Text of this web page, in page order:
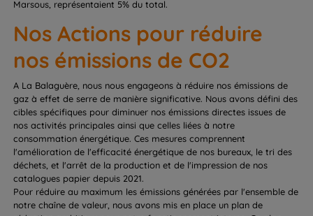
Marsous, représentaient 5% du total.
Nos Actions pour réduire
nos émissions de CO2
A La Balaguère, nous nous engageons à réduire nos émissions de
gaz à effet de serre de manière significative. Nous avons défini des
cibles spécifiques pour diminuer nos émissions directes issues de
nos activités principales ainsi que celles liées à notre
consommation énergétique. Ces mesures comprennent
l'amélioration de l'efficacité énergétique de nos bureaux, le tri des
déchets, et l'arrêt de la production et de l'impression de nos
catalogues papier depuis 2021.
Pour réduire au maximum les émissions générées par l'ensemble de
notre chaîne de valeur, nous avons mis en place un plan de